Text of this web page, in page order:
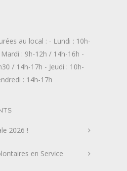
au local : - Lundi : 10h-
: 9h-12h / 14h-16h -
/ 14h-17h - Jeudi : 10h-
: 14h-17h
2026 !
en Service